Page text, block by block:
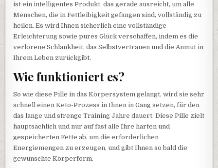
ist ein intelligentes Produkt, das gerade ausreicht, um alle
Menschen, die in Fettleibigkeit gefangen sind, vollständig zu
heilen. Es wird Ihnen sicherlich eine vollständige
Erleichterung sowie pures Glück verschaffen, indem es die
verlorene Schlankheit, das Selbstvertrauen und die Anmut in
Ihrem Leben zurückgibt.
Wie funktioniert es?
So wie diese Pille in das Körpersystem gelangt, wird sie sehr
schnell einen Keto-Prozess in Ihnen in Gang setzen, für den
das lange und strenge Training Jahre dauert. Diese Pille zielt
hauptsächlich und nur auf fast alle Ihre harten und
gespeicherten Fette ab, um die erforderlichen
Energiemengen zu erzeugen, und gibt Ihnen so bald die
gewünschte Körperform.